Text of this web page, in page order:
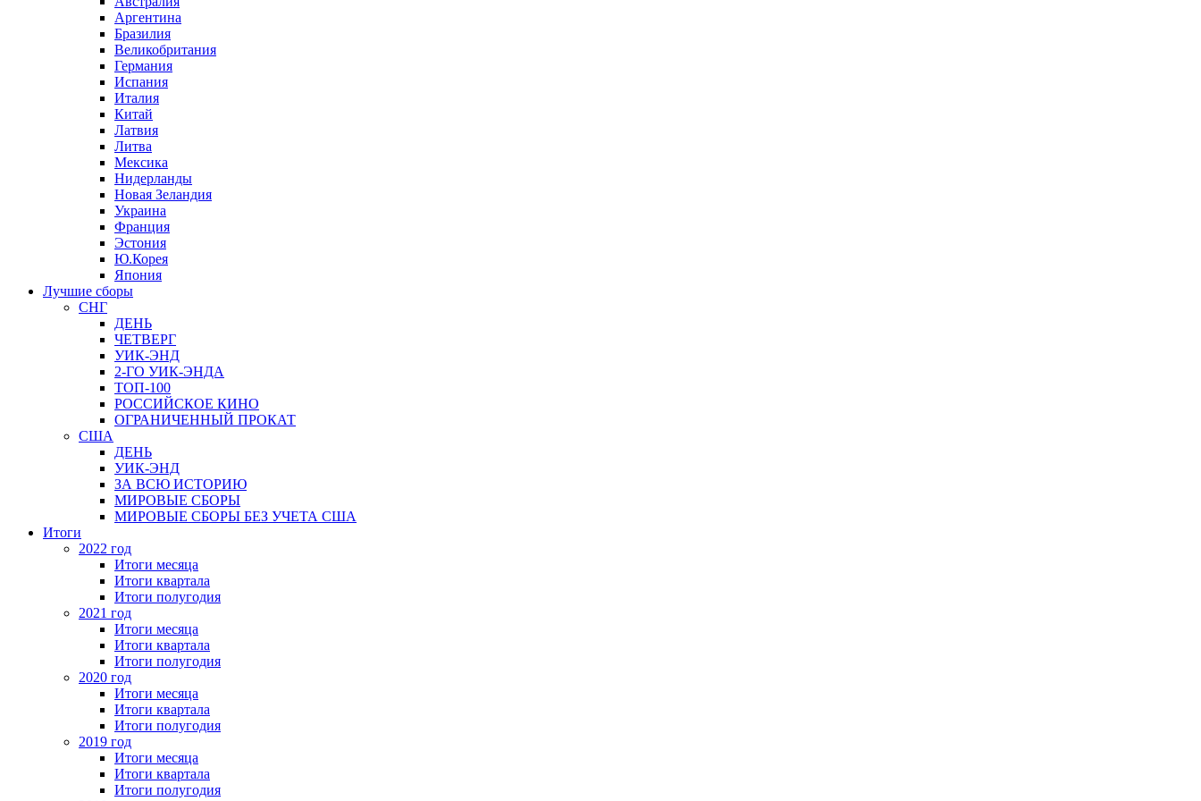
Аргентина
Бразилия
Великобритания
Германия
Испания
Италия
Китай
Латвия
Литва
Мексика
Нидерланды
Новая Зеландия
Украина
Франция
Эстония
Ю.Корея
Япония
Лучшие сборы
СНГ
ДЕНЬ
ЧЕТВЕРГ
УИК-ЭНД
2-ГО УИК-ЭНДА
ТОП-100
РОССИЙСКОЕ КИНО
ОГРАНИЧЕННЫЙ ПРОКАТ
США
ДЕНЬ
УИК-ЭНД
ЗА ВСЮ ИСТОРИЮ
МИРОВЫЕ СБОРЫ
МИРОВЫЕ СБОРЫ БЕЗ УЧЕТА США
Итоги
2022 год
Итоги месяца
Итоги квартала
Итоги полугодия
2021 год
Итоги месяца
Итоги квартала
Итоги полугодия
2020 год
Итоги месяца
Итоги квартала
Итоги полугодия
2019 год
Итоги месяца
Итоги квартала
Итоги полугодия